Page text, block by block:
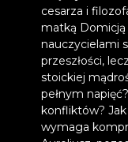
cesarza i
matką Domicją
nauczycielami
przeszłości,
stoickiej
pełnym
konfliktów?
wymaga